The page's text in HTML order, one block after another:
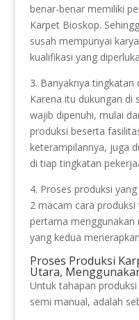
benar-benar memiliki
Karpet Bioskop.
susah mempunyai
kualifikasi yang
3. Banyaknya tingkatan
Karena itu dukungan di
wajib dipenuhi, mulai
produksi beserta
keterampilannya, juga
di tiap tingkatan
4. Proses produksi
2 macam cara
pertama menggunakan
yang kedua
Proses Produksi
Utara,
Untuk tahapan
semi manual, adalah